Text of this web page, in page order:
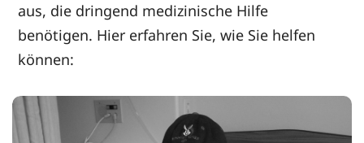
aus, die dringend medizinische Hilfe
benötigen. Hier erfahren Sie, wie Sie helfen
können: